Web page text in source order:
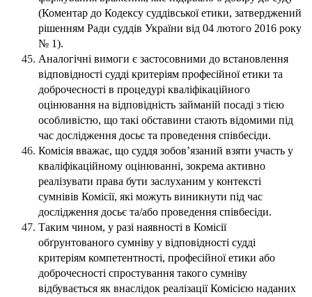
(Коментар до Кодексу суддівської етики, затверджений
рішенням Ради суддів України від 04 лютого 2016 року
№ 1).
Аналогічні вимоги є застосовними до встановлення
відповідності судді критеріям професійної етики та
доброчесності в процедурі кваліфікаційного
оцінювання на відповідність займаній посаді з тією
особливістю, що такі обставини стають відомими під
час дослідження досьє та проведення співбесіди.
Комісія вважає, що суддя зобов’язаний взяти участь у
кваліфікаційному оцінюванні, зокрема активно
реалізувати права бути заслуханим у контексті
сумнівів Комісії, які можуть виникнути під час
дослідження досьє та/або проведення співбесіди.
Таким чином, у разі наявності в Комісії
обґрунтованого сумніву у відповідності судді
критеріям компетентності, професійної етики або
доброчесності спростування такого сумніву
відбувається як внаслідок реалізації Комісією наданих